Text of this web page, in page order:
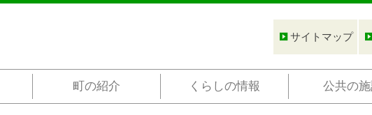
サイトマップ
町の紹介 くらしの情報 公共の